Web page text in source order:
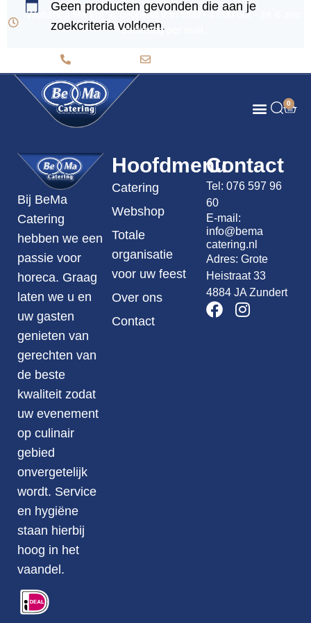
Webshop Ma t/m Vr geopend van 9:00 - 17:00 uur - za & zon
aanvraag per mail.
0
Geen producten gevonden die aan je
zoekcriteria voldoen.
Bij BeMa
Catering
hebben we een
passie voor
horeca. Graag
laten we u en
uw gasten
genieten van
gerechten van
de beste
kwaliteit zodat
uw evenement
op culinair
gebied
onvergetelijk
wordt. Service
en hygiëne
staan hierbij
hoog in het
vaandel.
Hoofdmenu
Catering
Webshop
Totale
organisatie
voor uw feest
Over ons
Contact
Contact
Tel: 076 597 96
60
E-mail:
info@bema
catering.nl
Adres: Grote
Heistraat 33
4884 JA Zundert